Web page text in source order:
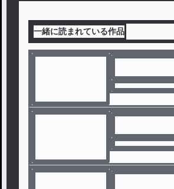
一緒に読まれている作品